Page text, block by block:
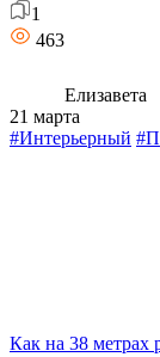
1
463
Елизавета
21 марта
#Интерьерный
Как на 38 метрах